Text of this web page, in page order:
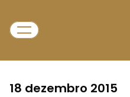
18 dezembro 2015